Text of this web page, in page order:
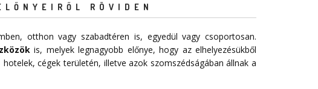
RÖVIDEN
otthon vagy szabadtéren is, egyedül vagy csoportosan.
is, melyek legnagyobb előnye, hogy az elhelyezésükből
cégek területén, illetve azok szomszédságában állnak a